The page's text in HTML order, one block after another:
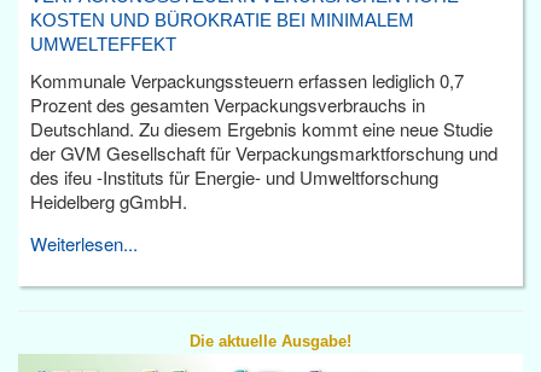
KOSTEN UND BÜROKRATIE BEI MINIMALEM
UMWELTEFFEKT
Kommunale Verpackungssteuern erfassen lediglich 0,7
Prozent des gesamten Verpackungsverbrauchs in
Deutschland. Zu diesem Ergebnis kommt eine neue Studie
der GVM Gesellschaft für Verpackungsmarktforschung und
des ifeu -Instituts für Energie- und Umweltforschung
Heidelberg gGmbH.
Weiterlesen...
Die aktuelle Ausgabe!